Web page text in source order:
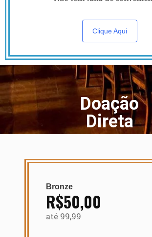
Clique Aqui
Doação
Direta
Bronze
R$50,00
até 99,99